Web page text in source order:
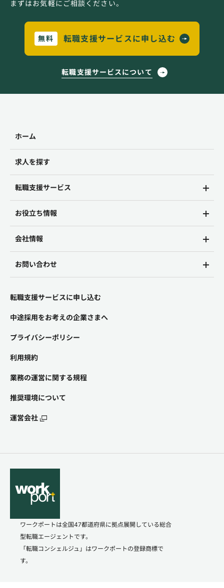
まずはお気軽にご相談ください。
無料 転職支援サービスに申し込む
転職支援サービスについて
ホーム
求人を探す
転職支援サービス
お役立ち情報
会社情報
お問い合わせ
転職支援サービスに申し込む
中途採用をお考えの企業さまへ
プライバシーポリシー
利用規約
業務の運営に関する規程
推奨環境について
運営会社
ワークポートは全国47都道府県に拠点展開している総合
型転職エージェントです。
「転職コンシェルジュ」はワークポートの登録商標で
す。